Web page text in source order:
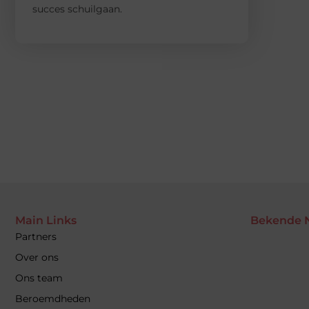
succes schuilgaan.
Main Links
Partners
Over ons
Ons team
Beroemdheden
Bekende